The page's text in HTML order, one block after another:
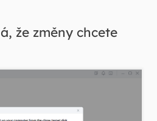
že změny chcete